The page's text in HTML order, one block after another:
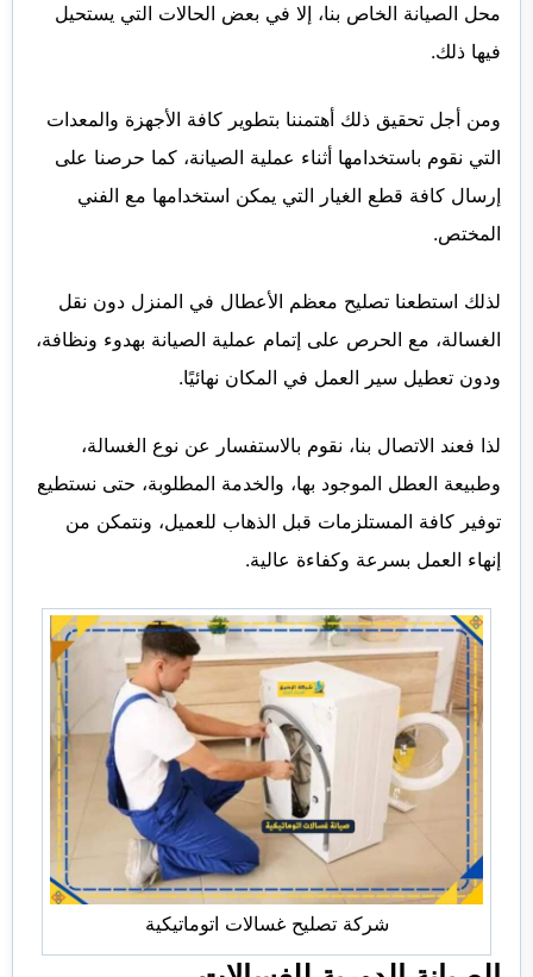
محل الصيانة الخاص بنا، إلا في بعض الحالات التي يستحيل
فيها ذلك.
ومن أجل تحقيق ذلك أهتمننا بتطوير كافة الأجهزة والمعدات
التي نقوم باستخدامها أثناء عملية الصيانة، كما حرصنا على
إرسال كافة قطع الغيار التي يمكن استخدامها مع الفني
المختص.
لذلك استطعنا تصليح معظم الأعطال في المنزل دون نقل
الغسالة، مع الحرص على إتمام عملية الصيانة بهدوء ونظافة،
ودون تعطيل سير العمل في المكان نهائيًا.
لذا فعند الاتصال بنا، نقوم بالاستفسار عن نوع الغسالة،
وطبيعة العطل الموجود بها، والخدمة المطلوبة، حتى نستطيع
توفير كافة المستلزمات قبل الذهاب للعميل، ونتمكن من
إنهاء العمل بسرعة وكفاءة عالية.
شركة تصليح غسالات اتوماتيكية